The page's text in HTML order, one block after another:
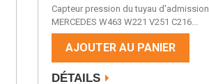
Capteur pression du tuyau d'admission
MERCEDES W463 W221 V251 C216...
AJOUTER AU PANIER
DÉTAILS